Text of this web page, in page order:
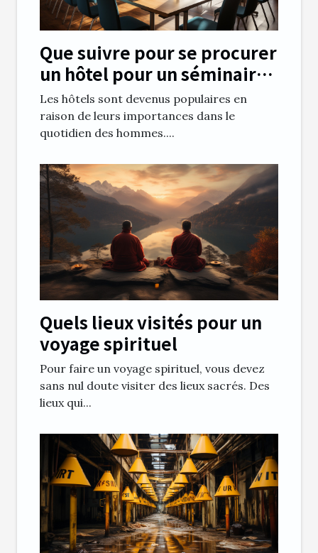
Que suivre pour se procurer
un hôtel pour un séminaire
à Clermont Ferrand
Les hôtels sont devenus populaires en
raison de leurs importances dans le
quotidien des hommes....
Quels lieux visités pour un
voyage spirituel
Pour faire un voyage spirituel, vous devez
sans nul doute visiter des lieux sacrés. Des
lieux qui...